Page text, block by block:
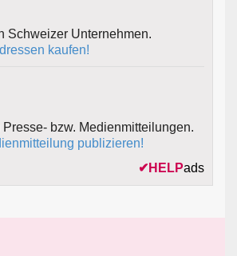
Schweizer Unternehmen.
kaufen!
bzw. Medienmitteilungen.
publizieren!
✔ HELPads